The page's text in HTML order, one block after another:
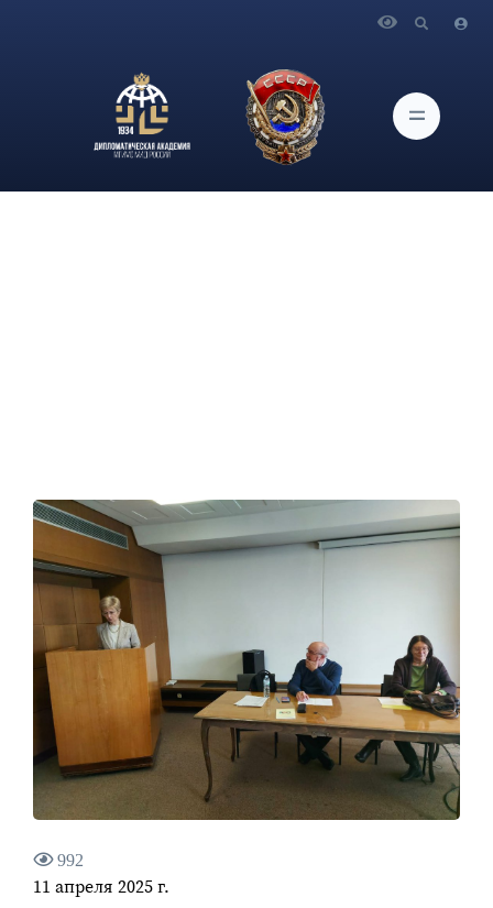
евроатлантических исследований ИАМП Т.В.Зверева Т.В.
приняла участие и выступила с докладом на международной
научной конференции «Колониальная, неоколониальная и
постколониальная политика Запада в исто
992
11 апреля 2025 г.